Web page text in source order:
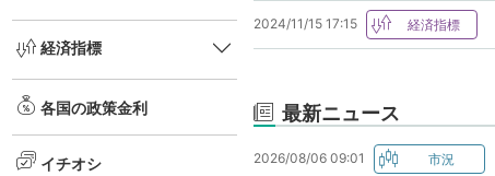
経済指標
各国の政策金利
イチオシ
2024/11/15 17:15
最新ニュース
2026/08/06 09:01